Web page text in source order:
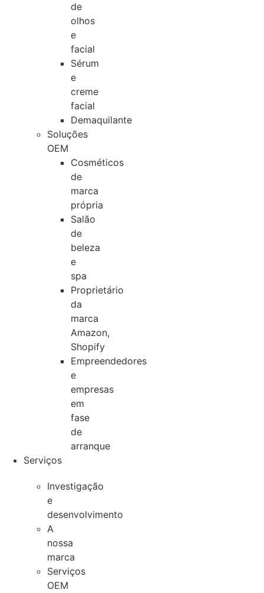
de
olhos
e
facial
Sérum
e
creme
facial
Demaquilante
Soluções
OEM
Cosméticos
de
marca
própria
Salão
de
beleza
e
spa
Proprietário
da
marca
Amazon,
Shopify
Empreendedores
e
empresas
em
fase
de
arranque
Serviços
Investigação
e
desenvolvimento
A
nossa
marca
Serviços
OEM